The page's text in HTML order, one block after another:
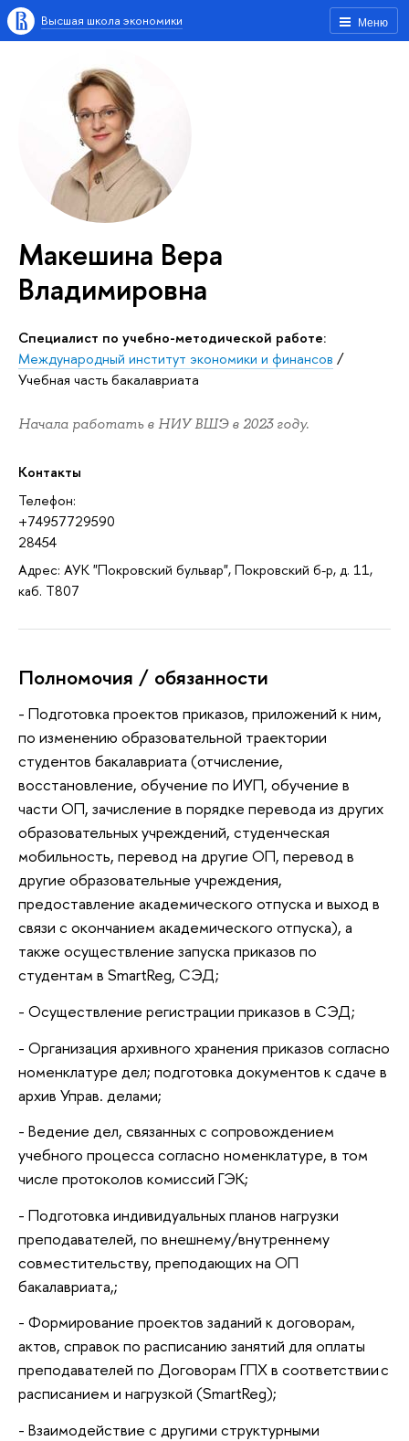
Меню
Высшая школа экономики
Макешина Вера
Владимировна
Специалист по учебно-методической работе:
Международный институт экономики и финансов /
Учебная часть бакалавриата
Начала работать в НИУ ВШЭ в 2023 году.
Контакты
Телефон:
+74957729590
28454
Адрес: АУК "Покровский бульвар", Покровский б-р, д. 11,
каб. T807
Полномочия / обязанности
- Подготовка проектов приказов, приложений к ним,
по изменению образовательной траектории
студентов бакалавриата (отчисление,
восстановление, обучение по ИУП, обучение в
части ОП, зачисление в порядке перевода из других
образовательных учреждений, студенческая
мобильность, перевод на другие ОП, перевод в
другие образовательные учреждения,
предоставление академического отпуска и выход в
связи с окончанием академического отпуска), а
также осуществление запуска приказов по
студентам в SmartReg, СЭД;
- Осуществление регистрации приказов в СЭД;
- Организация архивного хранения приказов согласно
номенклатуре дел; подготовка документов к сдаче в
архив Управ. делами;
- Ведение дел, связанных с сопровождением
учебного процесса согласно номенклатуре, в том
числе протоколов комиссий ГЭК;
- Подготовка индивидуальных планов нагрузки
преподавателей, по внешнему/внутреннему
совместительству, преподающих на ОП
бакалавриата,;
- Формирование проектов заданий к договорам,
актов, справок по расписанию занятий для оплаты
преподавателей по Договорам ГПХ в соответствии с
расписанием и нагрузкой (SmartReg);
- Взаимодействие с другими структурными